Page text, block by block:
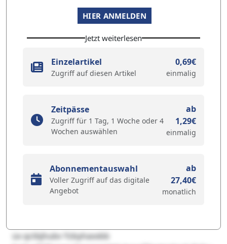
HIER ANMELDEN
Jetzt weiterlesen
Einzelartikel
Zugriff auf diesen Artikel
0,69€
einmalig
Zeitpässe
Zugriff für 1 Tag, 1 Woche oder 4
Wochen auswählen
ab
1,29€
einmalig
Abonnementauswahl
Voller Zugriff auf das digitale
Angebot
ab
27,40€
monatlich
üx qctbjhubv Yzbyhaxxbb